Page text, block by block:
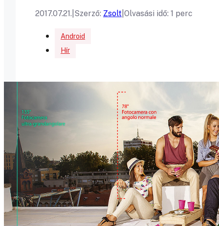
2017.07.21. Szerző: Zsolt Olvasási idő: 1 perc
Android
Hír